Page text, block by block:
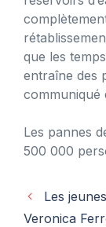
que les
entraîne des
communiqué
Les pannes
500 000
Les
Veronica